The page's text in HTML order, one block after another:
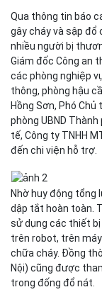
Qua thông tin báo
gây cháy và sập đổ
nhiều người bị
Giám đốc Công an
các phòng nghiệp
thông, phòng hậu
Hồng Sơn, Phó
phòng UBND
tế, Công ty TNHH
đến chi viện hỗ trợ.
Nhờ huy động tổng
dập tắt hoàn toàn.
sử dụng các thiết
trên robot, trên
chữa cháy. Đồng
Nội) cũng được
trong đống đổ nát.